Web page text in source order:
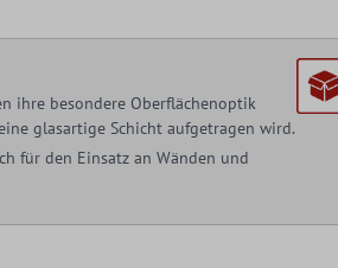
ihre besondere Oberflächenoptik
glasartige Schicht aufgetragen wird.
für den Einsatz an Wänden und